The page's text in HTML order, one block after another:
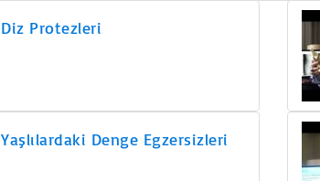
Diz Protezleri
Yaşlılardaki Denge Egzersizleri